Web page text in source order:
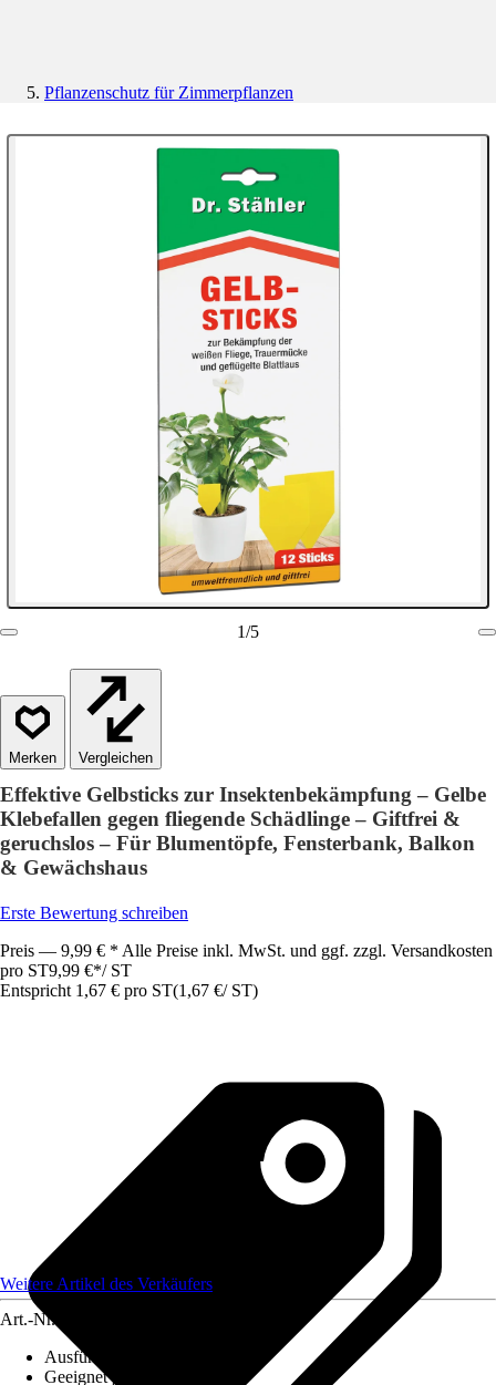
Pflanzenschutz für Zimmerpflanzen
1/5
Vergleichen
Effektive Gelbsticks zur Insektenbekämpfung – Gelbe
Klebefallen gegen fliegende Schädlinge – Giftfrei &
geruchslos – Für Blumentöpfe, Fensterbank, Balkon
& Gewächshaus
Erste Bewertung schreiben
Preis — 9,99 € * Alle Preise inkl. MwSt. und ggf. zzgl. Versandkosten
pro ST9,99 €*/ ST
Entspricht 1,67 € pro ST(1,67 €/ ST)
Weitere Artikel des Verkäufers
Art.-Nr.
Ausführung
Geeignet gegen